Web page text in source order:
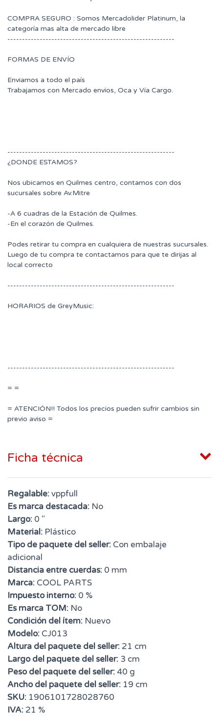
COMPRA SEGURO : Somos Mercadolider Platinum, la
categoría mas alta de mercado libre
---------------------------------------------------------
FORMAS DE ENVÍO
Enviamos a todo el país
Trabajamos con Mercado envíos, Oca y Vía Cargo.
---------------------------------------------------------
¿DONDE ESTAMOS?
Nos ubicamos en Quilmes centro, contamos con dos
sucursales sobre Av.Mitre
-A 6 cuadras de la Estación de Quilmes.
-En el corazón de Quilmes.
Podes retirar tu compra en cualquiera de nuestras sucursales.
Luego de tu compra te contactamos para que te dirijas al
local correcto
---------------------------------------------------------
HORARIOS de GreyMusic:
---------------------------------------------------------
= =
= ATENCIÓN!! Todos los precios pueden sufrir cambios sin
previo aviso =
Ficha técnica
Regalable:vppfull
Es marca destacada: No
Largo: 0 "
Material: Plástico
Tipo de paquete del seller: Con embalaje
adicional
Distancia entre cuerdas: 0 mm
Marca: COOL PARTS
Impuesto interno: 0 %
Es marca TOM: No
Condición del ítem: Nuevo
Modelo: CJ013
Altura del paquete del seller: 21 cm
Largo del paquete del seller: 3 cm
Peso del paquete del seller: 40 g
Ancho del paquete del seller: 19 cm
SKU: 1906101728028760
IVA: 21 %